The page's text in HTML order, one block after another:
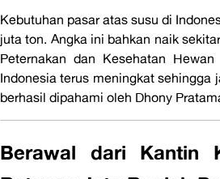
Kebutuhan pasar atas susu di
juta ton. Angka ini bahkan naik
Peternakan dan Kesehatan
Indonesia terus meningkat
berhasil dipahami oleh Dhony
Berawal dari Kantin